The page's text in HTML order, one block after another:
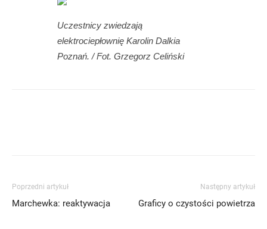
Uczestnicy zwiedzają
elektrociepłownię Karolin Dalkia
Poznań. / Fot. Grzegorz Celiński
Poprzedni artykuł
Marchewka: reaktywacja
Następny artykuł
Graficy o czystości powietrza